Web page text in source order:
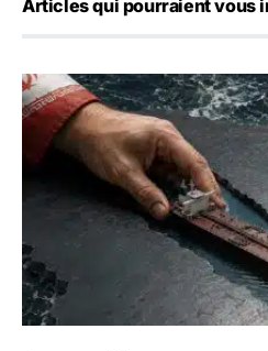
Articles qui pourraient vous
Ormuz : l’Iran annonce un